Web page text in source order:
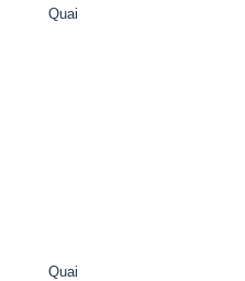
Quai
Quai